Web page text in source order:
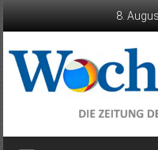
8.
Wochenblatt